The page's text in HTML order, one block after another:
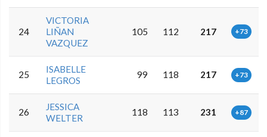
24
VICTORIA
LIÑAN
VAZQUEZ
105 112 217 +73
25
ISABELLE
LEGROS
99 118 217 +73
26
JESSICA
WELTER
118 113 231 +87